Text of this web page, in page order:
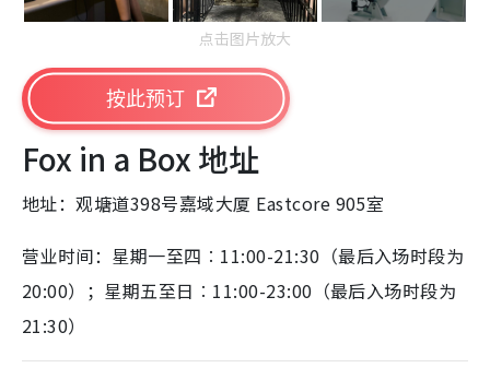
点击图片放大
按此预订
Fox in a Box 地址
地址：观塘道398号嘉域大厦 Eastcore 905室
营业时间：星期一至四︰11:00-21:30（最后入场时段为
20:00）；星期五至日︰11:00-23:00（最后入场时段为
21:30）